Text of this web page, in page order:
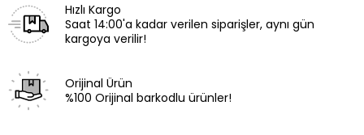
Hızlı Kargo
Saat 14:00'a kadar verilen siparişler, aynı gün
kargoya verilir!
Orijinal Ürün
%100 Orijinal barkodlu ürünler!